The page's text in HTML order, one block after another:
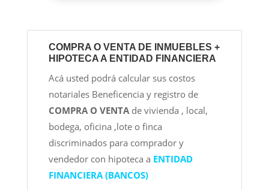
COMPRA O VENTA DE INMUEBLES +
HIPOTECA A ENTIDAD FINANCIERA
Acá usted podrá calcular sus costos
notariales Beneficencia y registro de
COMPRA O VENTAde vivienda , local,
bodega, oficina ,lote o finca
discriminados para comprador y
vendedor con hipoteca a ENTIDAD
FINANCIERA (BANCOS)